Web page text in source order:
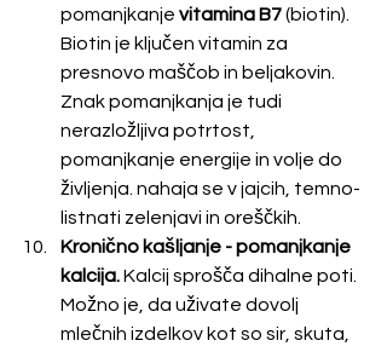
pomanjkanje vitamina B7 (biotin).
Biotin je ključen vitamin za
presnovo maščob in beljakovin.
Znak pomanjkanja je tudi
nerazložljiva potrtost,
pomanjkanje energije in volje do
življenja. nahaja se v jajcih, temno-
listnati zelenjavi in oreščkih.
Kronično kašljanje - pomanjkanje
kalcija. Kalcij sprošča dihalne poti.
Možno je, da uživate dovolj
mlečnih izdelkov kot so sir, skuta,